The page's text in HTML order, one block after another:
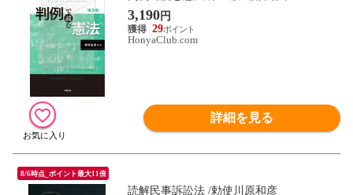
3,190円
29
HonyaClub.com
詳細を見る
8/6時点_ポイント最大11倍
読解民事訴訟法 /勅使川原和彦